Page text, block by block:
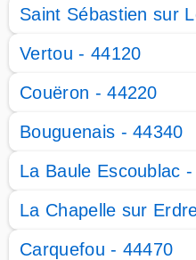
Saint Sébastien sur
Vertou - 44120
Couëron - 44220
Bouguenais - 44340
La Baule Escoublac
La Chapelle sur
Carquefou - 44470